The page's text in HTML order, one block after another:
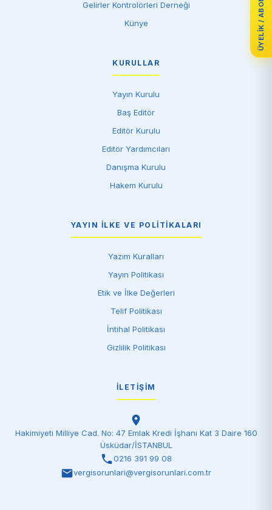
ÜYELIK / ABONELIK
Gelirler Kontrolörleri Derneği
Künye
KURULLAR
Yayın Kurulu
Baş Editör
Editör Kurulu
Editör Yardımcıları
Danışma Kurulu
Hakem Kurulu
YAYIN İLKE VE POLITIKALARI
Yazım Kuralları
Yayın Politikası
Etik ve İlke Değerleri
Telif Politikası
İntihal Politikası
Gizlilik Politikası
İLETIŞIM
Hakimiyeti Milliye Cad. No: 47 Emlak Kredi İşhanı Kat 3 Daire 160
Üsküdar/İSTANBUL
0216 391 99 08
vergisorunlari@vergisorunlari.com.tr